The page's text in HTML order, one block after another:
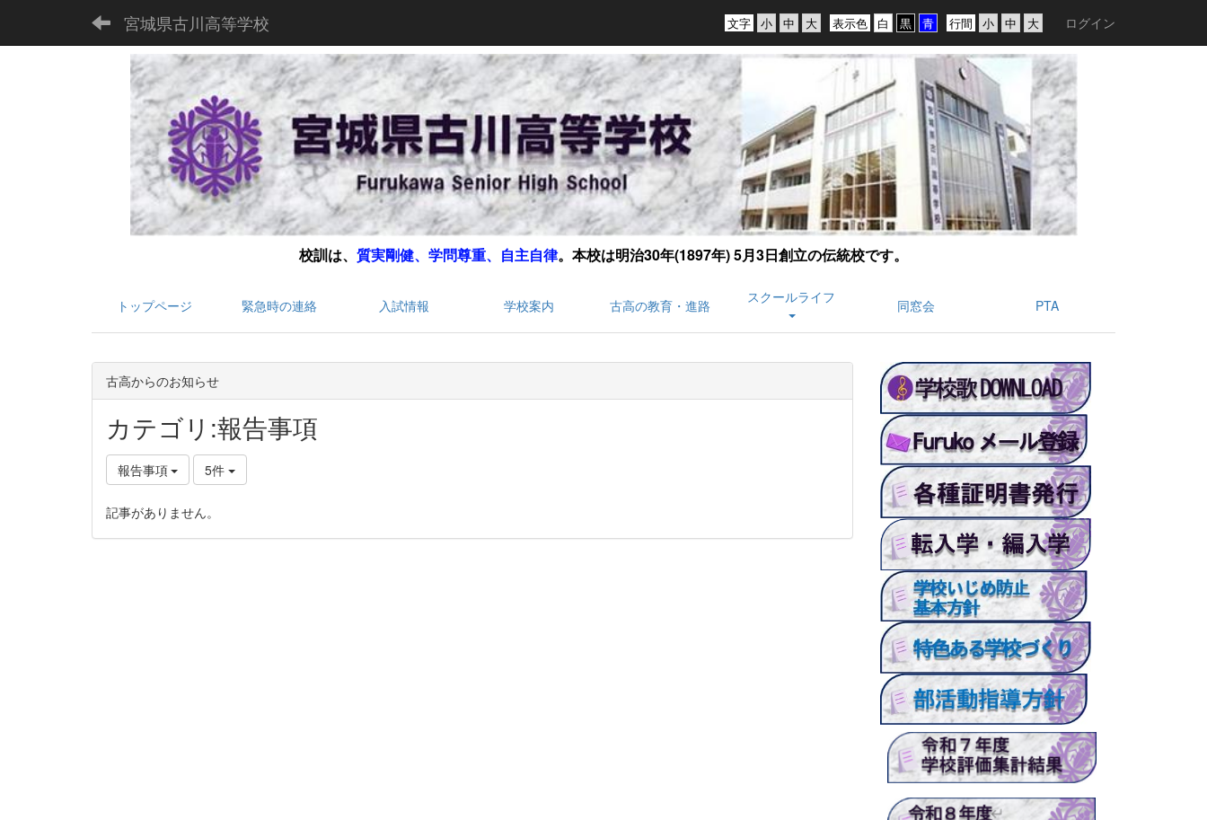
宮城県古川高等学校 行間
表示色
文字 ログイン
校訓は、 質実剛健、学問尊重、自主自律。 本校は明治30年(1897年) 5月3日創立の伝統校です。
トップページ 緊急時の連絡 入試情報 学校案内 古高の教育・進路 スクールライフ 同窓会 PTA
古高からのお知らせ
カテゴリ:報告事項
報告事項 5件
記事がありません。